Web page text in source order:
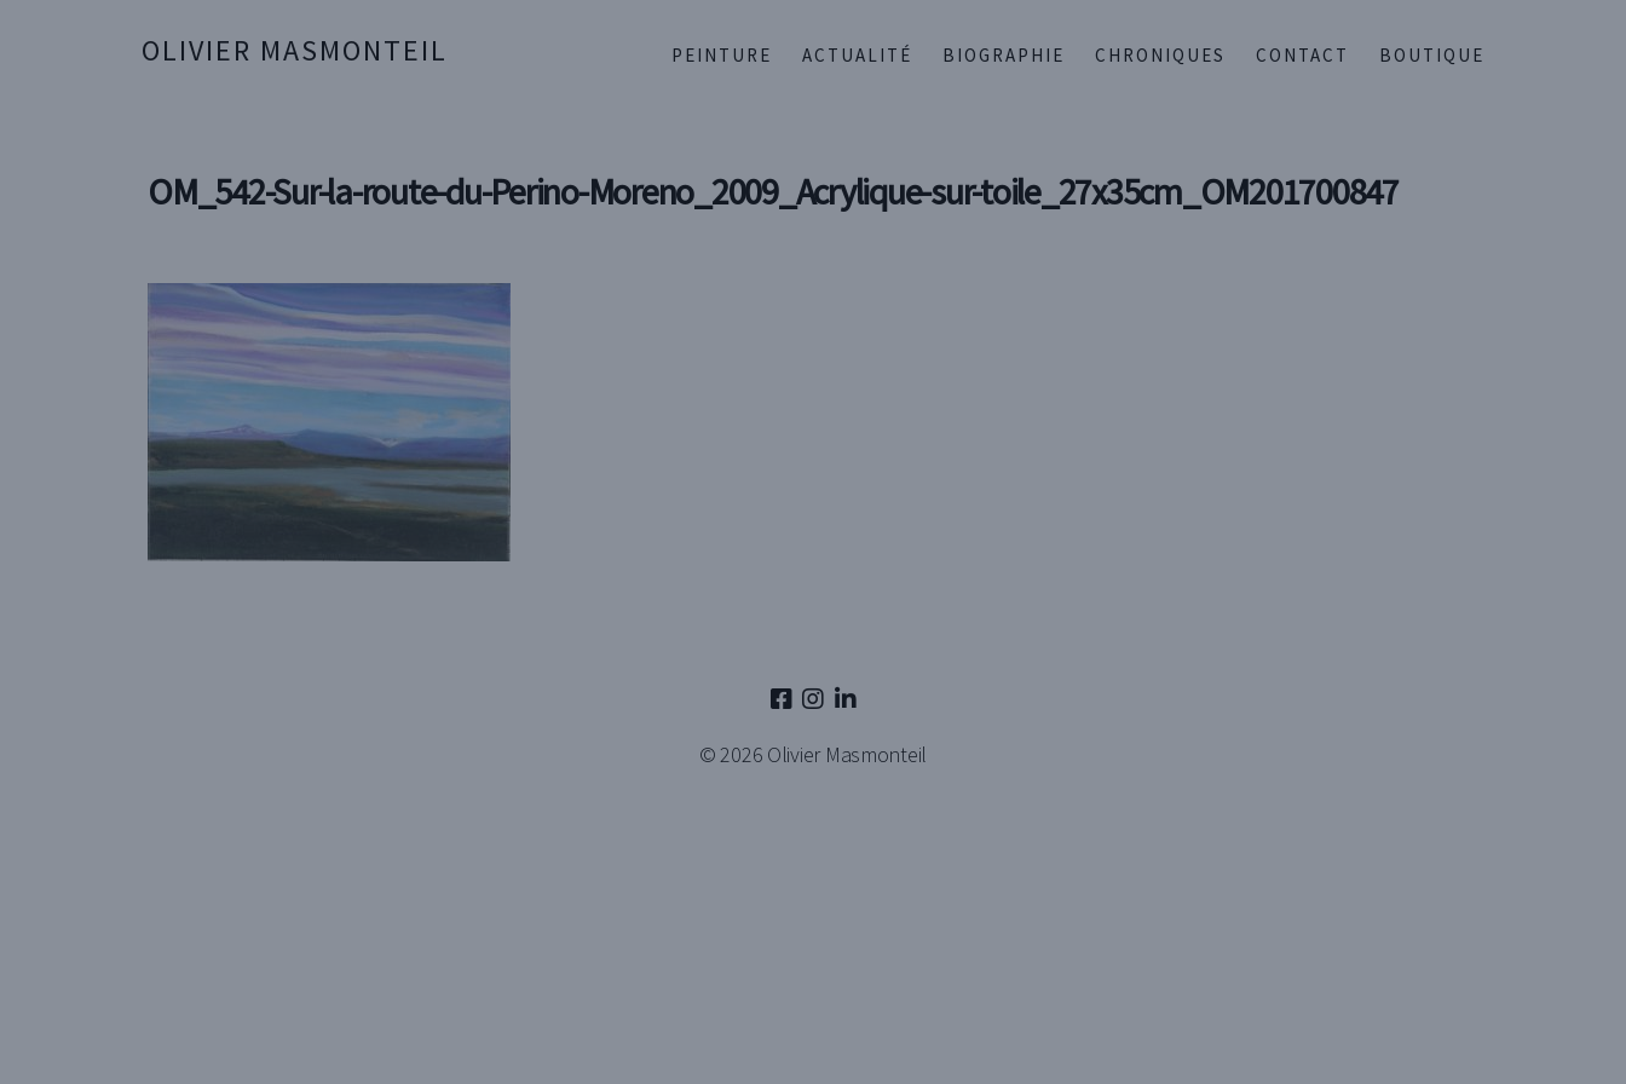
OLIVIER MASMONTEIL PEINTURE ACTUALITÉ BIOGRAPHIE CHRONIQUES CONTACT BOUTIQUE
OM_542-Sur-la-route-du-Perino-Moreno_2009_Acrylique-sur-toile_27x35cm_OM201700847
© 2026 Olivier Masmonteil